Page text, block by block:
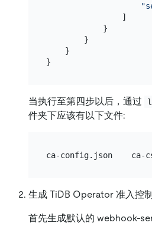
]
}
}
}
}
当执行至第四步以后，通过
件夹下应该有以下文件:
生成 TiDB Operator 准入控
首先生成默认的 webhook-